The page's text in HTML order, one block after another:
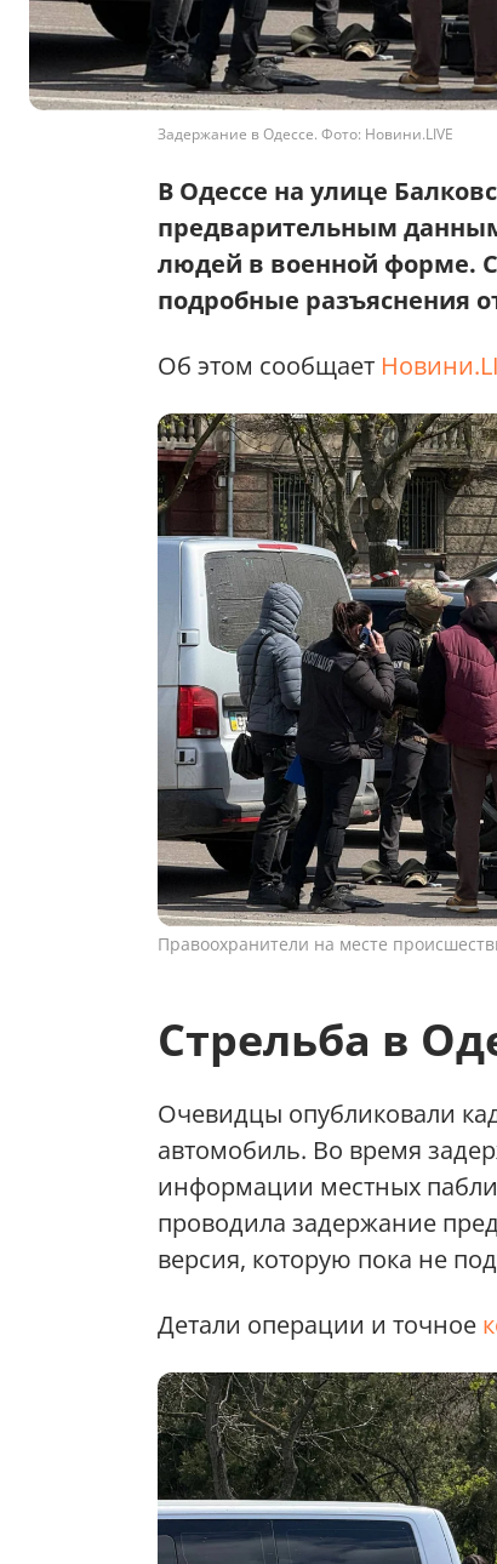
Задержание в Одессе. Фото: Новини.LIVE
В Одессе на улице
предварительным
людей в военной форме.
подробные разъяснения
Об этом сообщает
Правоохранители на месте
Стрельба в
Очевидцы опубликовали
автомобиль. Во время
информации местных
проводила задержание
версия, которую пока не
Детали операции и точное